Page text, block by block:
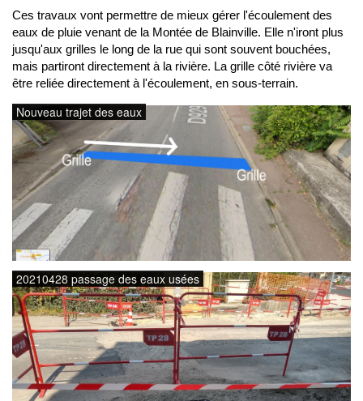
Ces travaux vont permettre de mieux gérer l'écoulement des
eaux de pluie venant de la Montée de Blainville. Elle n'iront plus
jusqu'aux grilles le long de la rue qui sont souvent bouchées,
mais partiront directement à la rivière. La grille côté rivière va
être reliée directement à l'écoulement, en sous-terrain.
Nouveau trajet des eaux
20210428 passage des eaux usées